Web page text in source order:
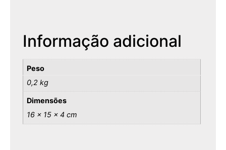
Informação adicional
Peso
0,2 kg
Dimensões
16 × 15 × 4 cm